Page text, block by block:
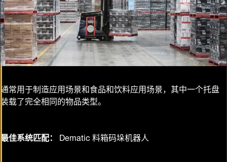
通常用于制造应用场景和食品和饮料应用场景，其中一个托盘
装载了完全相同的物品类型。
最佳系统匹配： Dematic 料箱码垛机器人